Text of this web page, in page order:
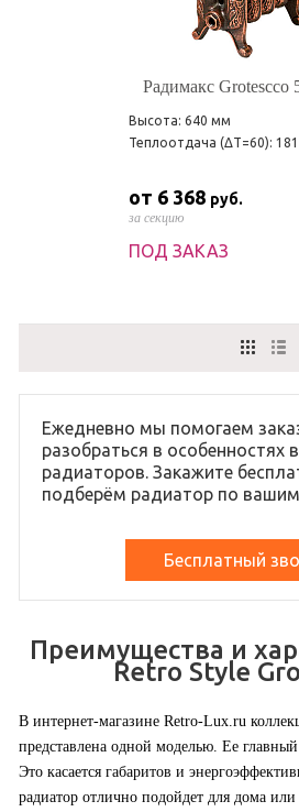
Радимакс Grotescco
Высота: 640 мм
Теплоотдача (ΔT=60):
от 6 368 руб.
за секцию
ПОД ЗАКАЗ
Ежедневно мы помогаем
разобраться в особенностях
радиаторов. Закажите
подберём радиатор по
Бесплатный
Преимущества и
Retro Style
В интернет-магазине Retro-Lux.ru
представлена одной моделью. Ее
Это касается габаритов и
радиатор отлично подойдет для дома